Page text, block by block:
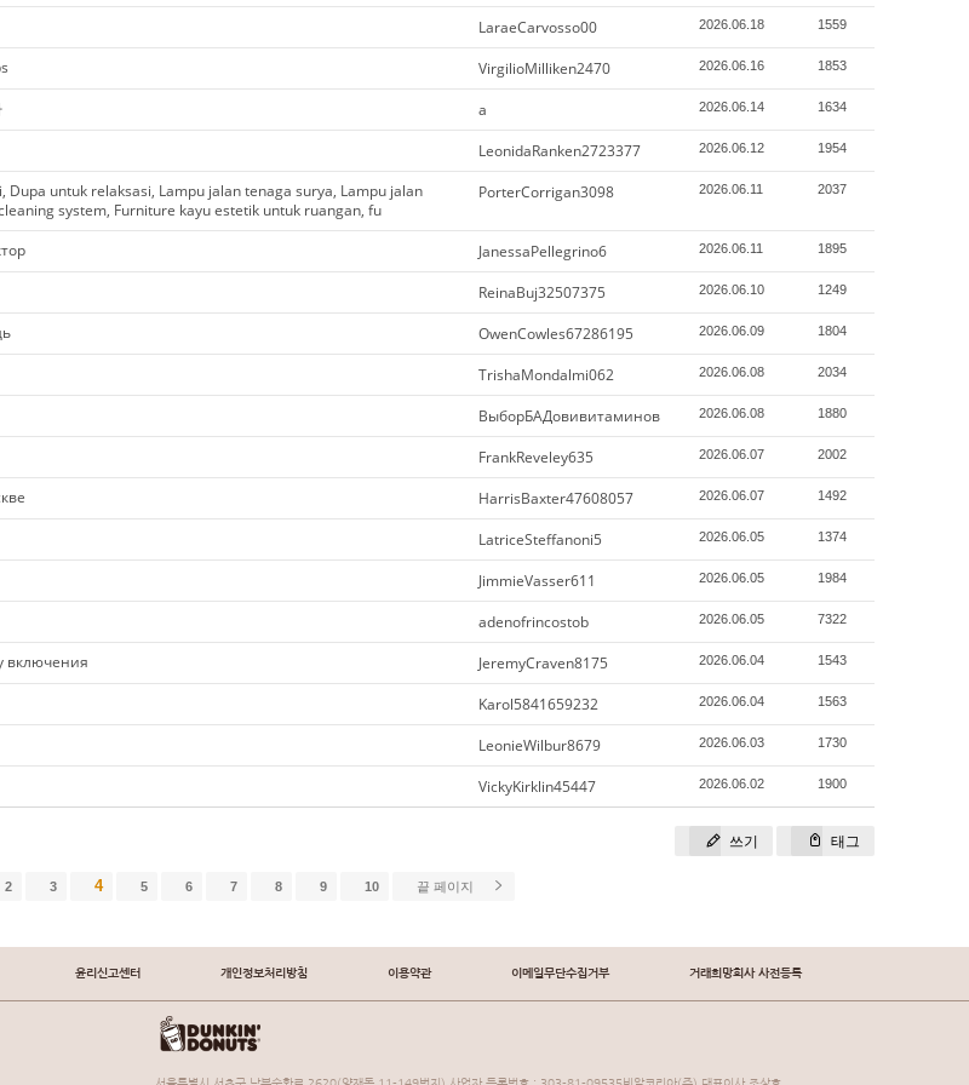
LaraeCarvosso00 2026.06.18 1559
VirgilioMilliken2470 2026.06.16 1853
a 2026.06.14 1634
LeonidaRanken2723377 2026.06.12 1954
untuk relaksasi, Lampu jalan tenaga surya, Lampu jalan
system, Furniture kayu estetik untuk ruangan, fu
PorterCorrigan3098 2026.06.11 2037
JanessaPellegrino6 2026.06.11 1895
ReinaBuj32507375 2026.06.10 1249
OwenCowles67286195 2026.06.09 1804
TrishaMondalmi062 2026.06.08 2034
ВыборБАДовивитаминов 2026.06.08 1880
FrankReveley635 2026.06.07 2002
HarrisBaxter47608057 2026.06.07 1492
LatriceSteffanoni5 2026.06.05 1374
JimmieVasser611 2026.06.05 1984
adenofrincostob 2026.06.05 7322
включения JeremyCraven8175 2026.06.04 1543
Karol5841659232 2026.06.04 1563
LeonieWilbur8679 2026.06.03 1730
VickyKirklin45447 2026.06.02 1900
쓰기 태그
2 3 4 5 6 7 8 9 10 끝 페이지
윤리신고센터 개인정보처리방침 이용약관 이메일무단수집거부 거래희망회사 사전등록